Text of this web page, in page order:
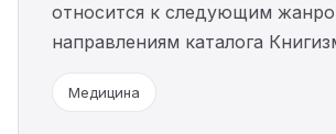
относится к следующим
направлениям каталога
Медицина